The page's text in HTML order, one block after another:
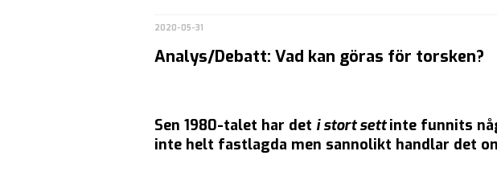
2020-05-31
Analys/Debatt: Vad kan göras för torsken?
Sen 1980-talet har det i stort settinte funnits
inte helt fastlagda men sannolikt handlar det